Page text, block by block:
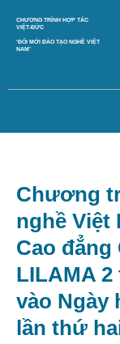
CHƯƠNG TRÌNH HỢP TÁC
VIỆT-ĐỨC
‘ĐỔI MỚI ĐÀO TẠO NGHỀ VIỆT
NAM’
Chương
nghề
Cao đẳng
LILAMA
vào Ngày
lần thứ